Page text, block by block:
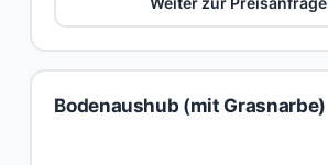
Bodenaushub (mit Grasnarbe)